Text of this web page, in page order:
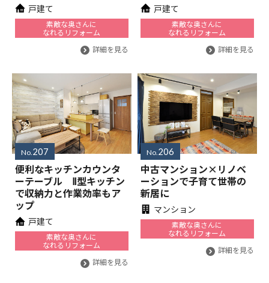
戸建て
素敵な奥さんに
なれるリフォーム
詳細を見る
戸建て
素敵な奥さんに
なれるリフォーム
詳細を見る
No.207
便利なキッチンカウンタ
ーテーブル Ⅱ型キッチン
で収納力と作業効率もア
ップ
戸建て
素敵な奥さんに
なれるリフォーム
詳細を見る
No.206
中古マンション×リノベ
ーションで子育て世帯の
新居に
マンション
素敵な奥さんに
なれるリフォーム
詳細を見る